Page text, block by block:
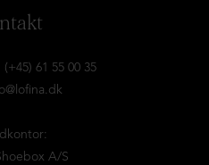
61 55 00 35
A/S